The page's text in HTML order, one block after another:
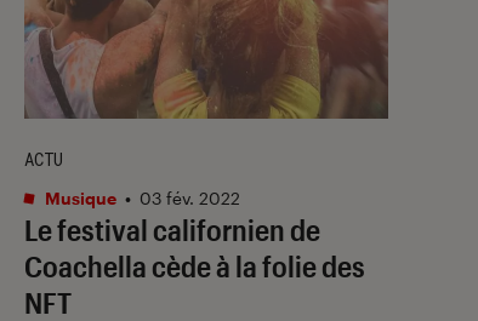
Le festival californien de
Coachella cède à la folie des
NFT
ACTU
Musique • 03 fév. 2022